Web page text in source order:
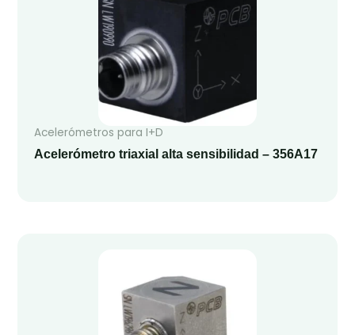
Acelerómetros para I+D
Acelerómetro triaxial alta sensibilidad – 356A17